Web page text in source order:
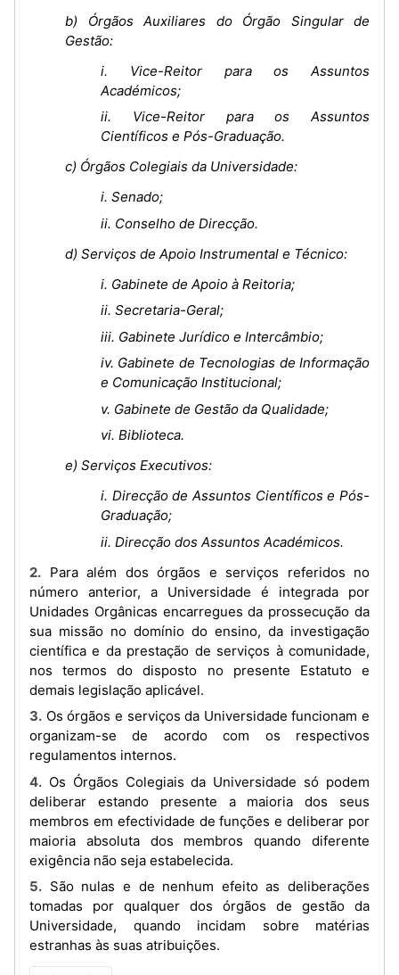
b) Órgãos Auxiliares do Órgão Singular de
Gestão:
i. Vice-Reitor para os Assuntos
Académicos;
ii. Vice-Reitor para os Assuntos
Científicos e Pós-Graduação.
c) Órgãos Colegiais da Universidade:
i. Senado;
ii. Conselho de Direcção.
d) Serviços de Apoio Instrumental e Técnico:
i. Gabinete de Apoio à Reitoria;
ii. Secretaria-Geral;
iii. Gabinete Jurídico e Intercâmbio;
iv. Gabinete de Tecnologias de Informação
e Comunicação Institucional;
v. Gabinete de Gestão da Qualidade;
vi. Biblioteca.
e) Serviços Executivos:
i. Direcção de Assuntos Científicos e Pós-
Graduação;
ii. Direcção dos Assuntos Académicos.
2. Para além dos órgãos e serviços referidos no
número anterior, a Universidade é integrada por
Unidades Orgânicas encarregues da prossecução da
sua missão no domínio do ensino, da investigação
científica e da prestação de serviços à comunidade,
nos termos do disposto no presente Estatuto e
demais legislação aplicável.
3. Os órgãos e serviços da Universidade funcionam e
organizam-se de acordo com os respectivos
regulamentos internos.
4. Os Órgãos Colegiais da Universidade só podem
deliberar estando presente a maioria dos seus
membros em efectividade de funções e deliberar por
maioria absoluta dos membros quando diferente
exigência não seja estabelecida.
5. São nulas e de nenhum efeito as deliberações
tomadas por qualquer dos órgãos de gestão da
Universidade, quando incidam sobre matérias
estranhas às suas atribuições.